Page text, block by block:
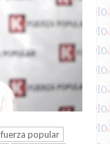
fuerza popular